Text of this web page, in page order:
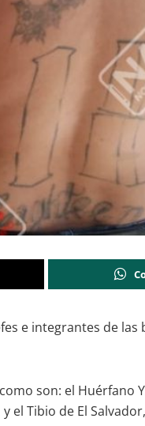
e integrantes de
son: el Huérfano
Tibio de El